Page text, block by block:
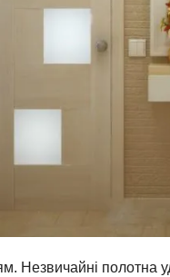
Незвичайні полотна